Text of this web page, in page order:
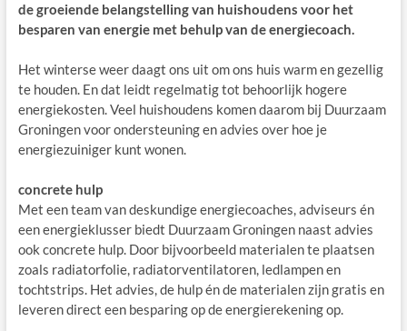
de groeiende belangstelling van huishoudens voor het
besparen van energie met behulp van de energiecoach.
Het winterse weer daagt ons uit om ons huis warm en gezellig
te houden. En dat leidt regelmatig tot behoorlijk hogere
energiekosten. Veel huishoudens komen daarom bij Duurzaam
Groningen voor ondersteuning en advies over hoe je
energiezuiniger kunt wonen.
concrete hulp
Met een team van deskundige energiecoaches, adviseurs én
een energieklusser biedt Duurzaam Groningen naast advies
ook concrete hulp. Door bijvoorbeeld materialen te plaatsen
zoals radiatorfolie, radiatorventilatoren, ledlampen en
tochtstrips. Het advies, de hulp én de materialen zijn gratis en
leveren direct een besparing op de energierekening op.